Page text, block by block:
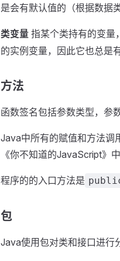
是会有默认值的（根据数据
类变量 指某个类持有的变量
的实例变量，因此它也总是
方法
函数签名包括参数类型，参
Java中所有的赋值和方法调
《你不知道的JavaScript》
程序的的入口方法是
包
Java使用包对类和接口进行